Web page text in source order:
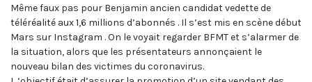
Même faux pas pour Benjamin ancien candidat vedette de
téléréalité aux 1,6 millions d’abonnés . Il s’est mis en scène début
Mars sur Instagram . On le voyait regarder BFMT et s’alarmer de
la situation, alors que les présentateurs annonçaient le
nouveau bilan des victimes du coronavirus.